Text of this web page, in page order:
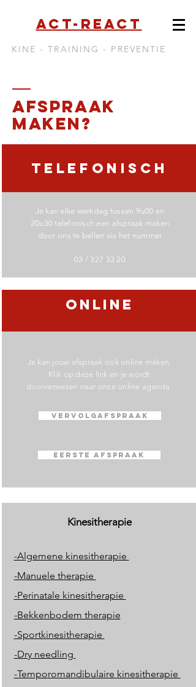
Act-react
KINE - TRAINING - PREVENTIE
afspraak
MAKEN?
TELEFONIScH
Je kan elke werkdag tussen 9u00 en
20u30 telefonisch een afspraak maken
door ons te bellen via het nummer
03 / 327 33 20
online
Je kan jouw afspraak ook online maken.
Klik op deze link en je wordt
doorverwezen naar onze online agenda.
VERVOLGAFSPRAAK
EERSTE AFSPRAAK
Kinesitherapie
-Algemene kinesitherapie
-Manuele therapie
-Perinatale kinesitherapie
-Bekkenbodem therapie
-Sportkinesitherapie
-Dry needling
-Temporomandibulaire kinesitherapie